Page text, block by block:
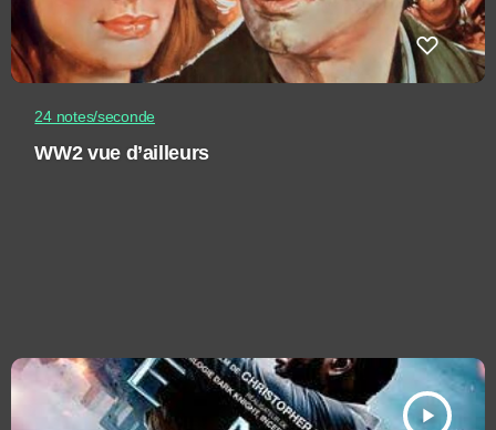
24 notes/seconde
WW2 vue d’ailleurs
play_arrow